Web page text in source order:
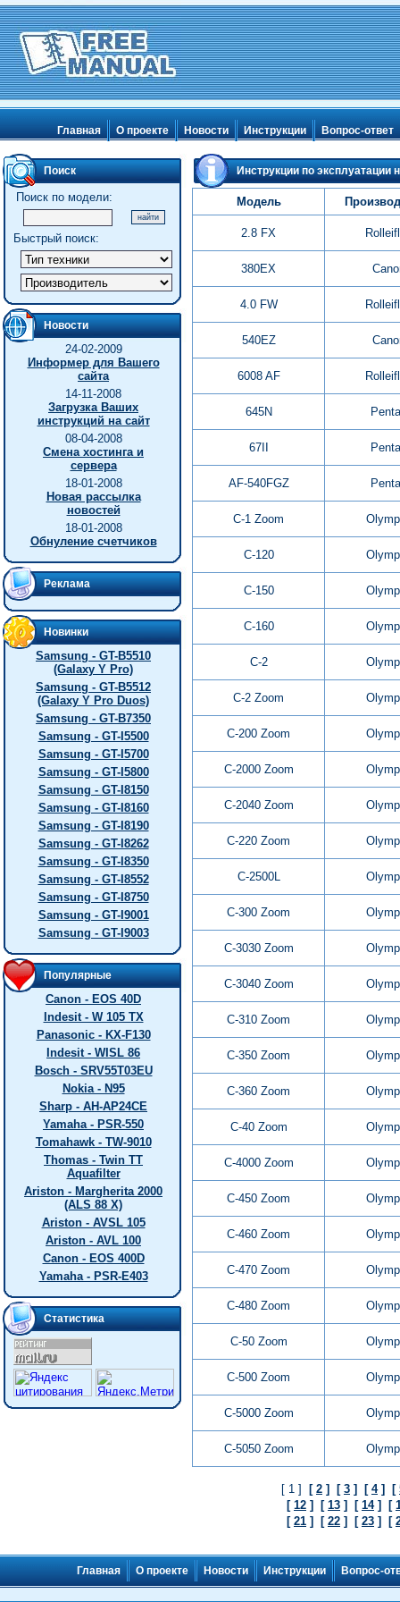
Главная О проекте Новости Инструкции Вопрос-ответ
Поиск
Поиск по модели:
Быстрый поиск:
Новости
24-02-2009
Информер для Вашего
сайта
14-11-2008
Загрузка Ваших
инструкций на сайт
08-04-2008
Смена хостинга и
сервера
18-01-2008
Новая рассылка
новостей
18-01-2008
Обнуление счетчиков
Реклама
Новинки
Samsung - GT-B5510
(Galaxy Y Pro)
Samsung - GT-B5512
(Galaxy Y Pro Duos)
Samsung - GT-B7350
Samsung - GT-I5500
Samsung - GT-I5700
Samsung - GT-I5800
Samsung - GT-I8150
Samsung - GT-I8160
Samsung - GT-I8190
Samsung - GT-I8262
Samsung - GT-I8350
Samsung - GT-I8552
Samsung - GT-I8750
Samsung - GT-I9001
Samsung - GT-I9003
Популярные
Canon - EOS 40D
Indesit - W 105 TX
Panasonic - KX-F130
Indesit - WISL 86
Bosch - SRV55T03EU
Nokia - N95
Sharp - AH-AP24CE
Yamaha - PSR-550
Tomahawk - TW-9010
Thomas - Twin TT
Aquafilter
Ariston - Margherita 2000
(ALS 88 X)
Ariston - AVSL 105
Ariston - AVL 100
Canon - EOS 400D
Yamaha - PSR-E403
Статистика
Инструкции по эксплуатации
Модель
2.8 FX
380EX
4.0 FW
540EZ
6008 AF
645N
67II
AF-540FGZ
C-1 Zoom
C-120
C-150
C-160
C-2
C-2 Zoom
C-200 Zoom
C-2000 Zoom
C-2040 Zoom
C-220 Zoom
C-2500L
C-300 Zoom
C-3030 Zoom
C-3040 Zoom
C-310 Zoom
C-350 Zoom
C-360 Zoom
C-40 Zoom
C-4000 Zoom
C-450 Zoom
C-460 Zoom
C-470 Zoom
C-480 Zoom
C-50 Zoom
C-500 Zoom
C-5000 Zoom
C-5050 Zoom
[ 1 ] [ 2 ] [ 3 ] [ 4] [
[ 12 ] [ 13 ] [ 14] [
[ 21 ] [ 22 ] [ 23 ] [
Главная О проекте Новости Инструкции Вопрос-